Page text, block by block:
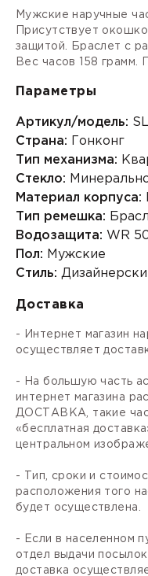
Мужские наручные
Присутствует
защитой. Браслет с
Вес часов 158 грамм.
Параметры
Артикул/модель:
Страна: Гонконг
Тип механизма:
Стекло:
Материал корпуса:
Тип ремешка:
Водозащита: WR
Пол: Мужские
Стиль:
Доставка
- Интернет магазин
осуществляет
- На большую часть
интернет магазина
ДОСТАВКА, такие
«бесплатная
центральном
- Тип, сроки и
расположения того
будет осуществлена.
- Если в населенном
отдел выдачи
доставка